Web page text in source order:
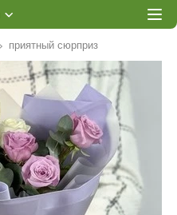
приятный сюрприз